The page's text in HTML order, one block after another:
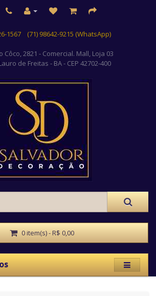
1567 (71) 98642-9215 (WhatsApp)
Côco, 2821 - Comercial. Mall, Loja 03
de Freitas - BA - CEP 42702-400
0 item(s) - R$ 0,00